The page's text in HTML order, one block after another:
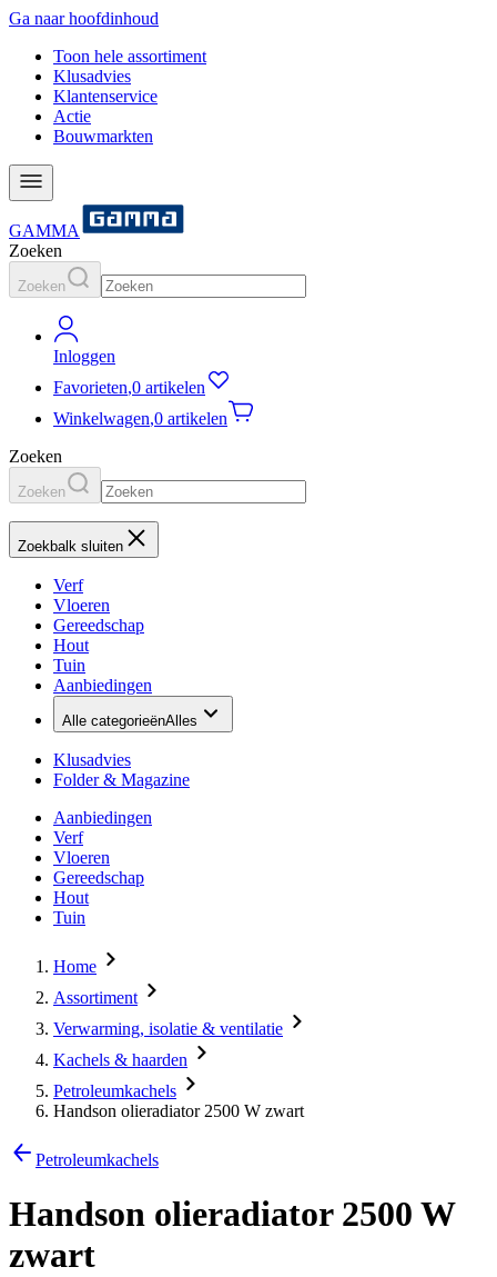
Ga naar hoofdinhoud
Toon hele assortiment
Klusadvies
Klantenservice
Actie
Bouwmarkten
GAMMA
Zoeken
Zoeken
Inloggen
Favorieten,0 artikelen
Winkelwagen,0 artikelen
Zoeken
Zoeken
Zoekbalk sluiten
Verf
Vloeren
Gereedschap
Hout
Tuin
Aanbiedingen
Alle categorieënAlles
Klusadvies
Folder & Magazine
Aanbiedingen
Verf
Vloeren
Gereedschap
Hout
Tuin
Home
Assortiment
Verwarming, isolatie & ventilatie
Kachels & haarden
Petroleumkachels
Handson olieradiator 2500 W zwart
Petroleumkachels
Handson olieradiator 2500 W
zwart